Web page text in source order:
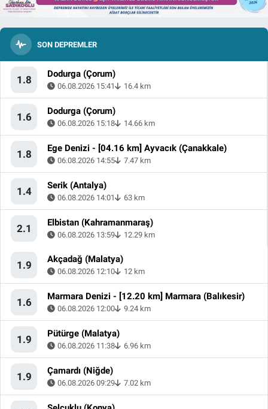
SON DEPREMLER
1.8 Dodurga (Çorum)
06.08.2026 15:41 16.4 km
1.6 Dodurga (Çorum)
06.08.2026 15:18 14.66 km
1.8 Ege Denizi - [04.16 km] Ayvacık (Çanakkale)
06.08.2026 14:55 7.47 km
1.4 Serik (Antalya)
06.08.2026 14:01 63 km
2.1 Elbistan (Kahramanmaraş)
06.08.2026 13:59 12.29 km
1.9 Akçadağ (Malatya)
06.08.2026 12:10 12 km
1.6 Marmara Denizi - [12.20 km] Marmara (Balıkesir)
06.08.2026 12:00 9.24 km
1.9 Pütürge (Malatya)
06.08.2026 11:38 6.96 km
1.9 Çamardı (Niğde)
06.08.2026 09:29 7.02 km